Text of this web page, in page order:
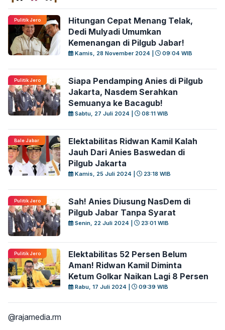
Pulitik Jero
Hitungan Cepat Menang Telak,
Dedi Mulyadi Umumkan
Kemenangan di Pilgub Jabar!
Kamis, 28 November 2024 | 09:04 WIB
Pulitik Jero
Siapa Pendamping Anies di Pilgub
Jakarta, Nasdem Serahkan
Semuanya ke Bacagub!
Sabtu, 27 Juli 2024 | 08:11 WIB
Bale Jabar
Elektabilitas Ridwan Kamil Kalah
Jauh Dari Anies Baswedan di
Pilgub Jakarta
Kamis, 25 Juli 2024 | 23:18 WIB
Pulitik Jero
Sah! Anies Diusung NasDem di
Pilgub Jabar Tanpa Syarat
Senin, 22 Juli 2024 | 23:01 WIB
Pulitik Jero
Elektabilitas 52 Persen Belum
Aman! Ridwan Kamil Diminta
Ketum Golkar Naikan Lagi 8 Persen
Rabu, 17 Juli 2024 | 09:39 WIB
@rajamedia.rm